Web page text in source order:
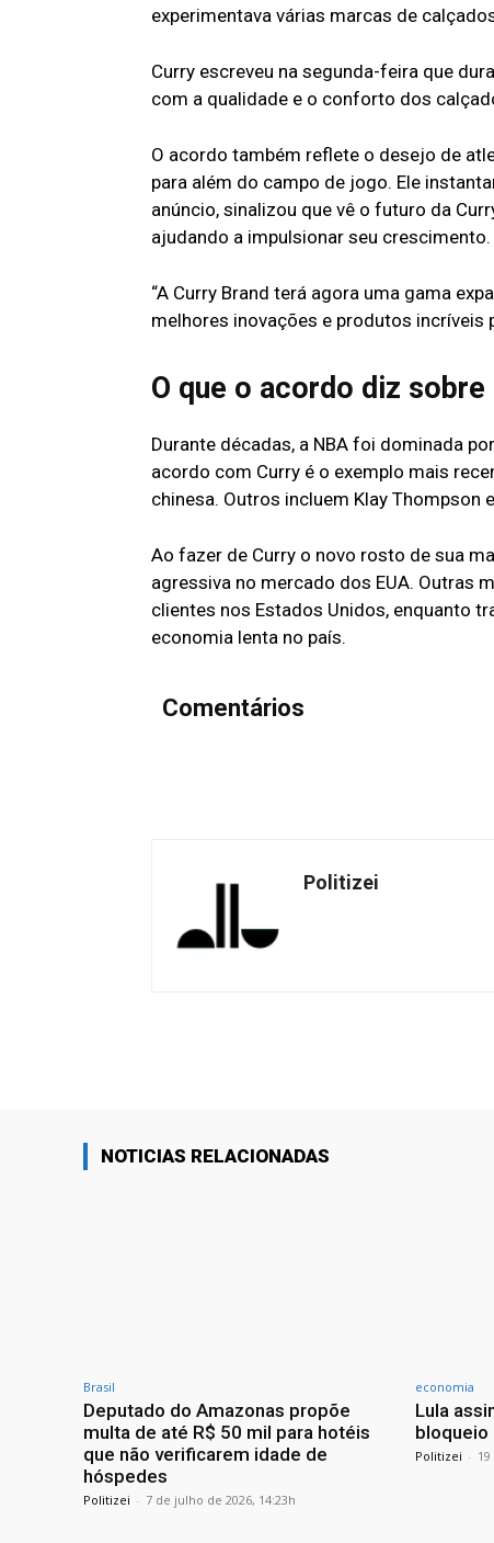
experimentava várias marcas de
Curry escreveu na segunda-feira que
com a qualidade e o conforto dos
O acordo também reflete o desejo de
para além do campo de jogo. Ele
anúncio, sinalizou que vê o futuro da
ajudando a impulsionar seu crescimento.
“A Curry Brand terá agora uma gama
melhores inovações e produtos incríveis
O que o acordo diz
Durante décadas, a NBA foi dominada
acordo com Curry é o exemplo mais
chinesa. Outros incluem Klay Thompson
Ao fazer de Curry o novo rosto de sua
agressiva no mercado dos EUA. Outras
clientes nos Estados Unidos, enquanto
economia lenta no país.
Comentários
Politizei
NOTICIAS RELACIONADAS
Brasil
Deputado do Amazonas propõe
multa de até R$ 50 mil para hotéis
que não verificarem idade de
hóspedes
Politizei - 7 de julho de 2026, 14:23h
economia
Lula
bloqueio
Politizei -